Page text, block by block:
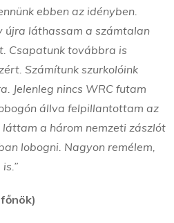
ebben az idényben.
újra láthassam a számtalan
Csapatunk továbbra is
Számítunk szurkolóink
Jelenleg nincs WRC futam
állva felpillantottam az
a három nemzeti zászlót
lobogni. Nagyon remélem,